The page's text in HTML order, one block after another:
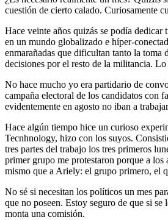
cuestión de cierto calado. Curiosamente
Hace veinte años quizás se podía
en un mundo globalizado e híper-
enmarañadas que dificultan tanto la toma
decisiones por el resto de la militancia.
No hace mucho yo era partidario de
campaña electoral de los candidatos con
evidentemente en agosto no iban a
Hace algún tiempo hice un curioso
Tecnhnology, hizo con los suyos.
tres partes del trabajo los tres primeros
primer grupo me protestaron porque a
mismo que a Ariely: el grupo primero, el
No sé si necesitan los políticos un mes
que no poseen. Estoy seguro de que si
monta una comisión.